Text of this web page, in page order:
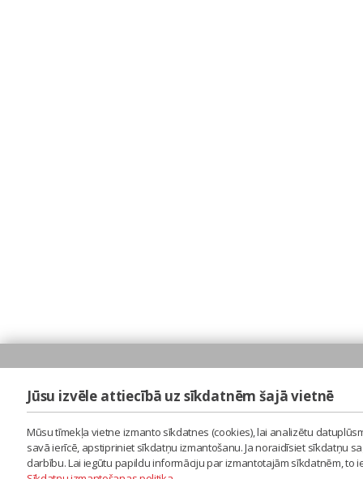
Jūsu izvēle attiecībā uz sīkdatnēm šajā vietnē
Mūsu tīmekļa vietne izmanto sīkdatnes (cookies), lai analizētu
savā ierīcē, apstipriniet sīkdatņu izmantošanu. Ja noraidīsiet sīkdatņu
darbību. Lai iegūtu papildu informāciju par izmantotajām sīkdatnēm,